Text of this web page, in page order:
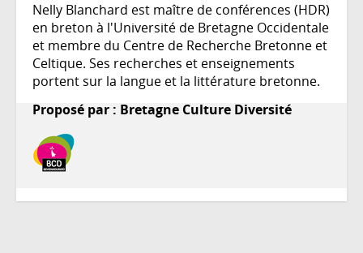
Nelly Blanchard est maître de conférences (HDR)
en breton à l'Université de Bretagne Occidentale
et membre du Centre de Recherche Bretonne et
Celtique. Ses recherches et enseignements
portent sur la langue et la littérature bretonne.
Proposé par : Bretagne Culture Diversité